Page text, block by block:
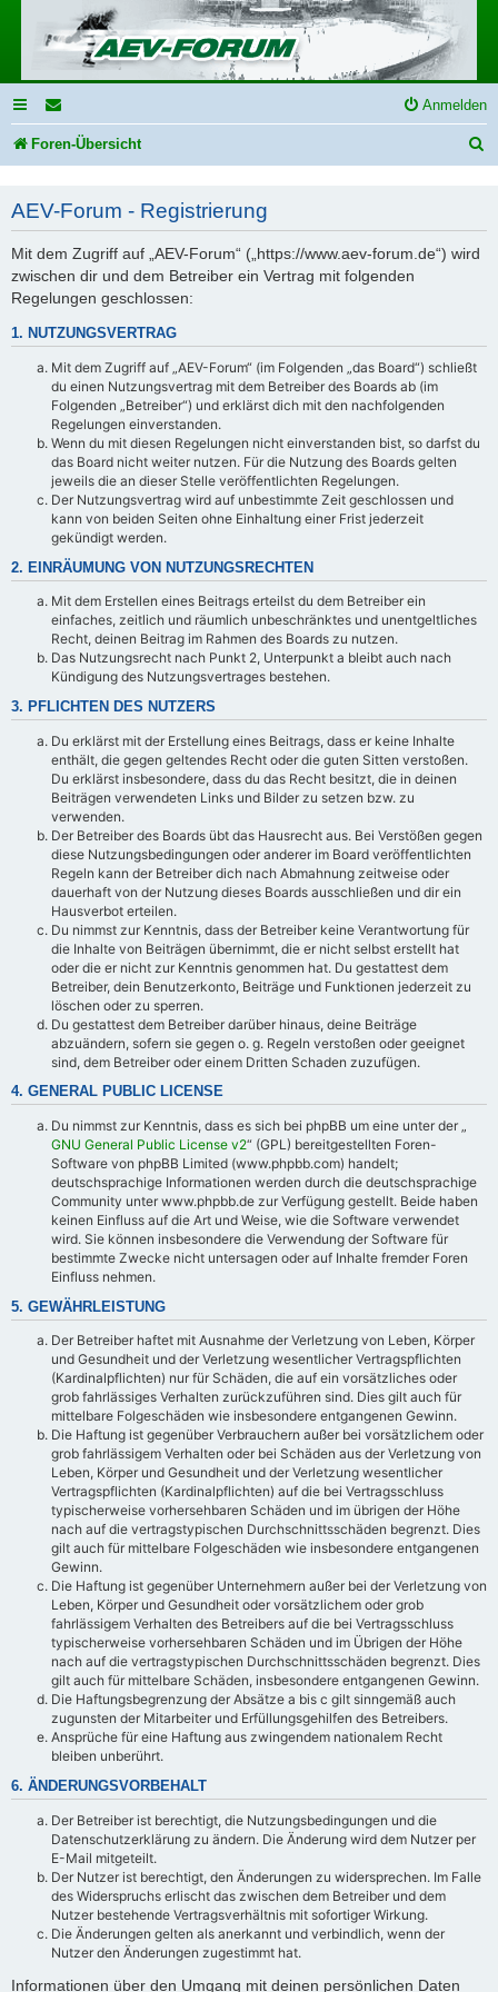
Anmelden
Foren-Übersicht
AEV-Forum - Registrierung
Mit dem Zugriff auf „AEV-Forum“ („https://www.aev-forum.de“) wird
zwischen dir und dem Betreiber ein Vertrag mit folgenden
Regelungen geschlossen:
1. NUTZUNGSVERTRAG
Mit dem Zugriff auf „AEV-Forum“ (im Folgenden „das Board“) schließt
du einen Nutzungsvertrag mit dem Betreiber des Boards ab (im
Folgenden „Betreiber“) und erklärst dich mit den nachfolgenden
Regelungen einverstanden.
Wenn du mit diesen Regelungen nicht einverstanden bist, so darfst du
das Board nicht weiter nutzen. Für die Nutzung des Boards gelten
jeweils die an dieser Stelle veröffentlichten Regelungen.
Der Nutzungsvertrag wird auf unbestimmte Zeit geschlossen und
kann von beiden Seiten ohne Einhaltung einer Frist jederzeit
gekündigt werden.
2. EINRÄUMUNG VON NUTZUNGSRECHTEN
Mit dem Erstellen eines Beitrags erteilst du dem Betreiber ein
einfaches, zeitlich und räumlich unbeschränktes und unentgeltliches
Recht, deinen Beitrag im Rahmen des Boards zu nutzen.
Das Nutzungsrecht nach Punkt 2, Unterpunkt a bleibt auch nach
Kündigung des Nutzungsvertrages bestehen.
3. PFLICHTEN DES NUTZERS
Du erklärst mit der Erstellung eines Beitrags, dass er keine Inhalte
enthält, die gegen geltendes Recht oder die guten Sitten verstoßen.
Du erklärst insbesondere, dass du das Recht besitzt, die in deinen
Beiträgen verwendeten Links und Bilder zu setzen bzw. zu
verwenden.
Der Betreiber des Boards übt das Hausrecht aus. Bei Verstößen gegen
diese Nutzungsbedingungen oder anderer im Board veröffentlichten
Regeln kann der Betreiber dich nach Abmahnung zeitweise oder
dauerhaft von der Nutzung dieses Boards ausschließen und dir ein
Hausverbot erteilen.
Du nimmst zur Kenntnis, dass der Betreiber keine Verantwortung für
die Inhalte von Beiträgen übernimmt, die er nicht selbst erstellt hat
oder die er nicht zur Kenntnis genommen hat. Du gestattest dem
Betreiber, dein Benutzerkonto, Beiträge und Funktionen jederzeit zu
löschen oder zu sperren.
Du gestattest dem Betreiber darüber hinaus, deine Beiträge
abzuändern, sofern sie gegen o. g. Regeln verstoßen oder geeignet
sind, dem Betreiber oder einem Dritten Schaden zuzufügen.
4. GENERAL PUBLIC LICENSE
Du nimmst zur Kenntnis, dass es sich bei phpBB um eine unter der „
GNU General Public License v2“ (GPL) bereitgestellten Foren-
Software von phpBB Limited (www.phpbb.com) handelt;
deutschsprachige Informationen werden durch die deutschsprachige
Community unter www.phpbb.de zur Verfügung gestellt. Beide haben
keinen Einfluss auf die Art und Weise, wie die Software verwendet
wird. Sie können insbesondere die Verwendung der Software für
bestimmte Zwecke nicht untersagen oder auf Inhalte fremder Foren
Einfluss nehmen.
5. GEWÄHRLEISTUNG
Der Betreiber haftet mit Ausnahme der Verletzung von Leben, Körper
und Gesundheit und der Verletzung wesentlicher Vertragspflichten
(Kardinalpflichten) nur für Schäden, die auf ein vorsätzliches oder
grob fahrlässiges Verhalten zurückzuführen sind. Dies gilt auch für
mittelbare Folgeschäden wie insbesondere entgangenen Gewinn.
Die Haftung ist gegenüber Verbrauchern außer bei vorsätzlichem oder
grob fahrlässigem Verhalten oder bei Schäden aus der Verletzung von
Leben, Körper und Gesundheit und der Verletzung wesentlicher
Vertragspflichten (Kardinalpflichten) auf die bei Vertragsschluss
typischerweise vorhersehbaren Schäden und im übrigen der Höhe
nach auf die vertragstypischen Durchschnittsschäden begrenzt. Dies
gilt auch für mittelbare Folgeschäden wie insbesondere entgangenen
Gewinn.
Die Haftung ist gegenüber Unternehmern außer bei der Verletzung von
Leben, Körper und Gesundheit oder vorsätzlichem oder grob
fahrlässigem Verhalten des Betreibers auf die bei Vertragsschluss
typischerweise vorhersehbaren Schäden und im Übrigen der Höhe
nach auf die vertragstypischen Durchschnittsschäden begrenzt. Dies
gilt auch für mittelbare Schäden, insbesondere entgangenen Gewinn.
Die Haftungsbegrenzung der Absätze a bis c gilt sinngemäß auch
zugunsten der Mitarbeiter und Erfüllungsgehilfen des Betreibers.
Ansprüche für eine Haftung aus zwingendem nationalem Recht
bleiben unberührt.
6. ÄNDERUNGSVORBEHALT
Der Betreiber ist berechtigt, die Nutzungsbedingungen und die
Datenschutzerklärung zu ändern. Die Änderung wird dem Nutzer per
E-Mail mitgeteilt.
Der Nutzer ist berechtigt, den Änderungen zu widersprechen. Im Falle
des Widerspruchs erlischt das zwischen dem Betreiber und dem
Nutzer bestehende Vertragsverhältnis mit sofortiger Wirkung.
Die Änderungen gelten als anerkannt und verbindlich, wenn der
Nutzer den Änderungen zugestimmt hat.
Informationen über den Umgang mit deinen persönlichen Daten